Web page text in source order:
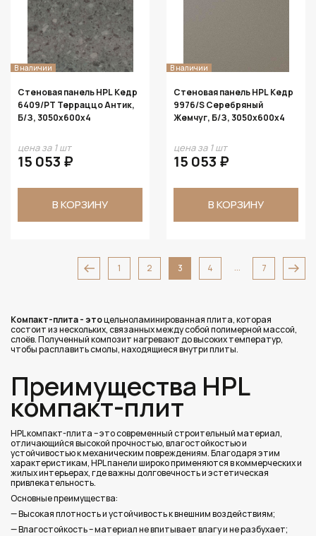
В наличии
Стеновая панель HPL Кедр
6409/PT Терраццо Антик,
Б/З, 3050х600х4
цена за 1 шт
15 053 ₽
В КОРЗИНУ
В наличии
Стеновая панель HPL Кедр
9976/S Серебряный
Жемчуг, Б/З, 3050х600х4
цена за 1 шт
15 053 ₽
В КОРЗИНУ
1 2 3 4 ... 7
Компакт-плита- этоцельноламинированная плита, которая
состоит из нескольких, связанных между собой полимерной массой,
слоёв. Полученный композит нагревают до высоких температур,
чтобы расплавить смолы, находящиеся внутри плиты.
Преимущества HPL
компакт-плит
HPL компакт-плита – это современный строительный материал,
отличающийся высокой прочностью, влагостойкостью и
устойчивостью к механическим повреждениям. Благодаря этим
характеристикам, HPL панели широко применяются в коммерческих и
жилых интерьерах, где важны долговечность и эстетическая
привлекательность.
Основные преимущества:
— Высокая плотность и устойчивость к внешним воздействиям;
— Влагостойкость – материал не впитывает влагу и не разбухает;